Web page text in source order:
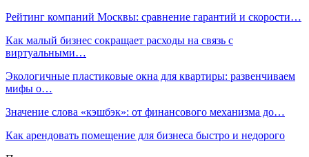
Рейтинг компаний Москвы: сравнение гарантий и скорости…
Как малый бизнес сокращает расходы на связь с
виртуальными…
Экологичные пластиковые окна для квартиры: развенчиваем
мифы о…
Значение слова «кэшбэк»: от финансового механизма до…
Как арендовать помещение для бизнеса быстро и недорого